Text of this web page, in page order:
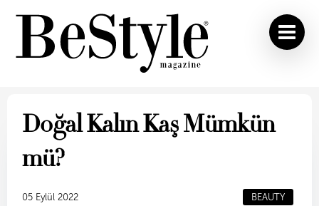
Doğal Kalın Kaş Mümkün
mü?
05 Eylül 2022 BEAUTY